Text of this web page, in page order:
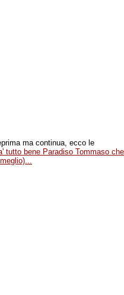
ma continua, ecco le
tutto bene Paradiso Tommaso che